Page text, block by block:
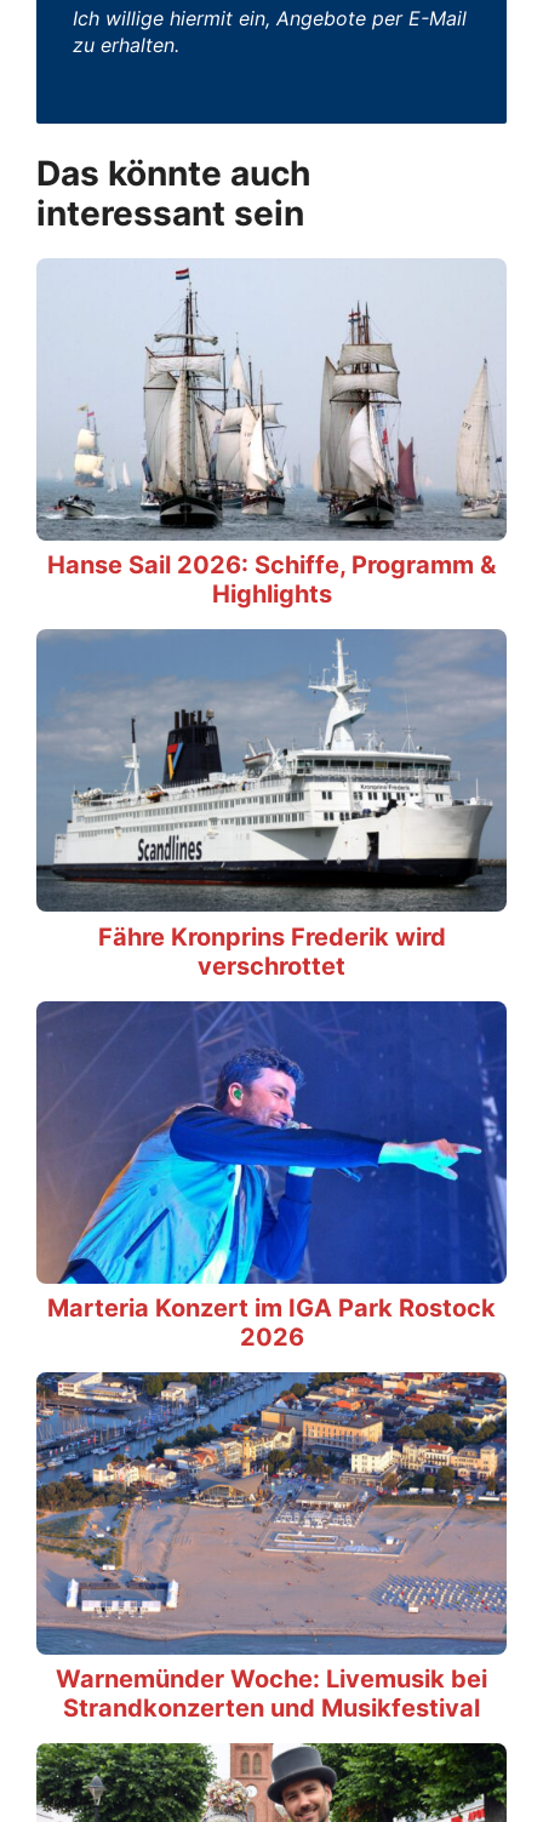
Ich willige hiermit ein, Angebote per E-Mail
zu erhalten.
Das könnte auch
interessant sein
Hanse Sail 2026: Schiffe, Programm &
Highlights
Fähre Kronprins Frederik wird
verschrottet
Marteria Konzert im IGA Park Rostock
2026
Warnemünder Woche: Livemusik bei
Strandkonzerten und Musikfestival